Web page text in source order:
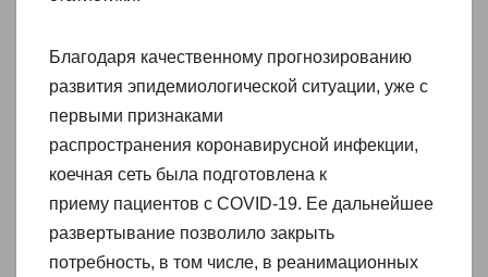
Благодаря качественному прогнозированию
развития эпидемиологической ситуации, уже с
первыми признаками
распространения коронавирусной инфекции,
коечная сеть была подготовлена к
приему пациентов с COVID-19. Ее дальнейшее
развертывание позволило закрыть
потребность, в том числе, в реанимационных